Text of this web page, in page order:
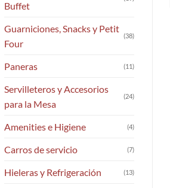
Buffet
Guarniciones, Snacks y Petit
Four
(38)
Paneras (11)
Servilleteros y Accesorios
para la Mesa
(24)
Amenities e Higiene (4)
Carros de servicio (7)
Hieleras y Refrigeración (13)